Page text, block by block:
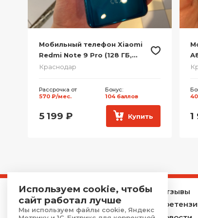
Мобильный телефон TeXet
TM-130 (32 МБ, Черный)
Краснодар
Бонус:
8 баллов
399₽ Купить 7
Главная
Каталог
Отзывы
Используем cookie, чтобы
сайт работал лучше
Мы используем файлы cookie, Яндекс